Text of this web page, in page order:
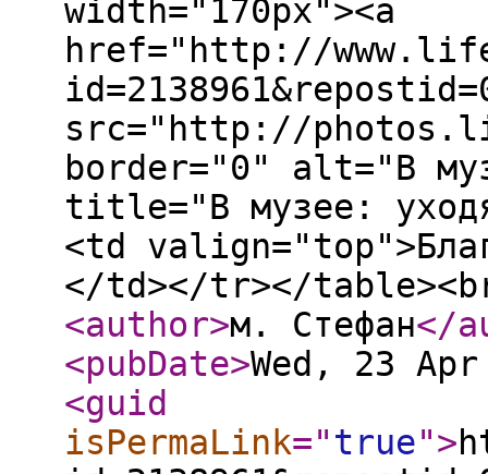
width="170px"><a
href="http://
src="http://
border="0" alt="В
title="В музее:
<td
</td></tr></
<author>м. Стефан</
<pubDate>Wed, 23
<guid
isPermaLink="true">